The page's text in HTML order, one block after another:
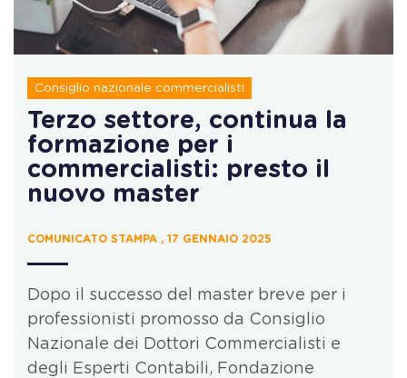
Consiglio nazionale commercialisti
Terzo settore, continua la
formazione per i
commercialisti: presto il
nuovo master
COMUNICATO STAMPA , 17 GENNAIO 2025
Dopo il successo del master breve per i
professionisti promosso da Consiglio
Nazionale dei Dottori Commercialisti e
degli Esperti Contabili, Fondazione